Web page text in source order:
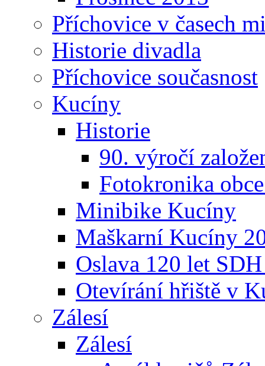
Příchovice v časech
Historie divadla
Příchovice současnost
Kucíny
Historie
90. výročí
Fotokronika
Minibike Kucíny
Maškarní Kucíny
Oslava 120 let
Otevírání hřiště v
Zálesí
Zálesí